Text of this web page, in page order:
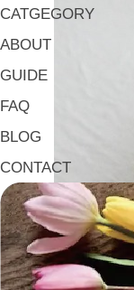
CATGEGORY
ABOUT
GUIDE
FAQ
BLOG
CONTACT